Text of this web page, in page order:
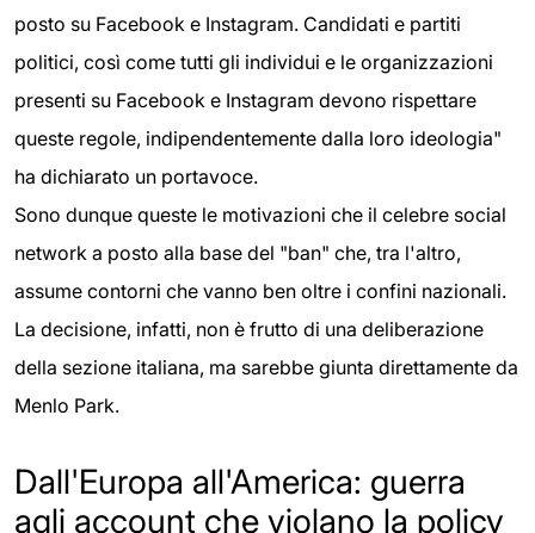
posto su Facebook e Instagram. Candidati e partiti
politici, così come tutti gli individui e le organizzazioni
presenti su Facebook e Instagram devono rispettare
queste regole, indipendentemente dalla loro ideologia"
ha dichiarato un portavoce.
Sono dunque queste le motivazioni che il celebre social
network a posto alla base del "ban" che, tra l'altro,
assume contorni che vanno ben oltre i confini nazionali.
La decisione, infatti, non è frutto di una deliberazione
della sezione italiana, ma sarebbe giunta direttamente da
Menlo Park.
Dall'Europa all'America: guerra
agli account che violano la policy